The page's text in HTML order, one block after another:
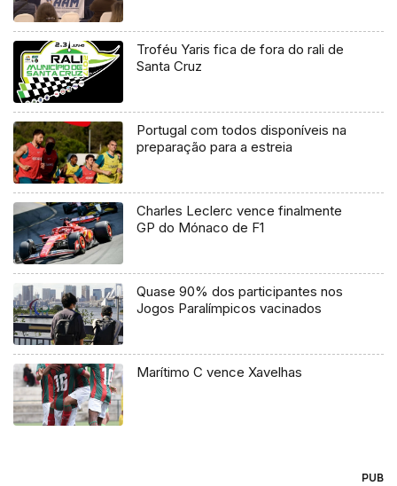
Troféu Yaris fica de fora do rali de
Santa Cruz
Portugal com todos disponíveis na
preparação para a estreia
Charles Leclerc vence finalmente
GP do Mónaco de F1
Quase 90% dos participantes nos
Jogos Paralímpicos vacinados
Marítimo C vence Xavelhas
PUB